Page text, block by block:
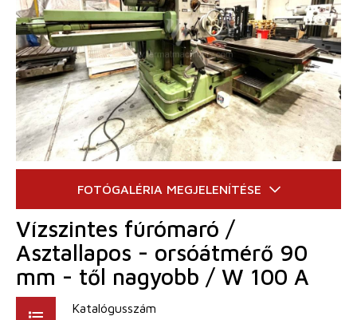
Vízszintes fúrómaró /
Asztallapos - orsóátmérő 90
mm - től nagyobb / W 100 A
Katalógusszám